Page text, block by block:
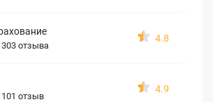
отзыва
4.8
отзыв
4.9